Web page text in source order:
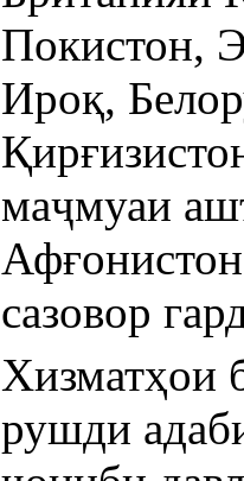
Покистон,
Ироқ,
маҷмуаи
сазовор
Хизматҳои
рушди